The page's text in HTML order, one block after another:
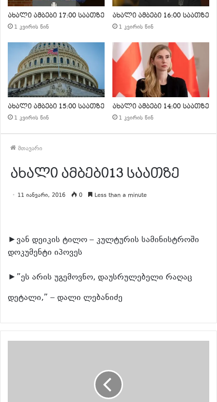
ახალი ამბები 17:00 საათზე
1 კვირის წინ
ახალი ამბები 16:00 საათზე
1 კვირის წინ
ახალი ამბები 15:00 საათზე
1 კვირის წინ
ახალი ამბები 14:00 საათზე
1 კვირის წინ
მთავარი
ახალი ამბები13 საათზე
11 იანვარი, 2016 0 Less than a minute
►ვან დეიკის ტილო – კულტურის სამინისტროში
დოკუმენტი იპოვეს
►”ეს არის უგემოვნო, დაუსრულებელი რაღაც
დეტალი,” – დალი ლებანიძე